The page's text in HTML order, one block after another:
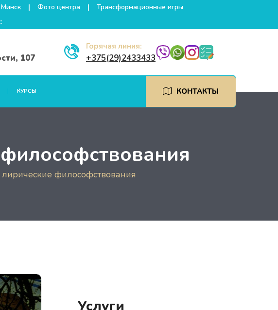
Фото центра
Трансформационные игры
107
Горячая линия:
+375(29)2433433
КУРСЫ КОНТАКТЫ
философствования
Услуги